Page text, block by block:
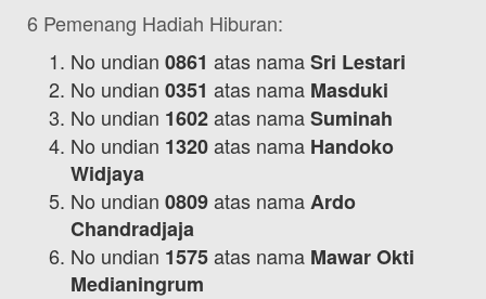
6 Pemenang Hadiah Hiburan:
No undian 0861 atas namaSri Lestari
No undian 0351 atas nama Masduki
No undian 1602atas namaSuminah
No undian 1320atas nama Handoko
Widjaya
No undian 0809atas namaArdo
Chandradjaja
No undian 1575atas nama Mawar Okti
Medianingrum